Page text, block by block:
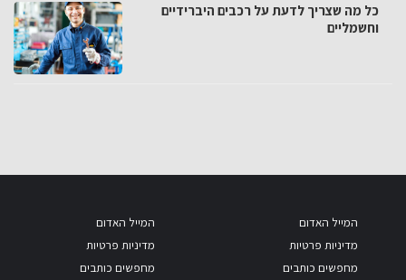
כל מה שצריך לדעת על רכבים היברידיים
וחשמליים
המייל האדום
מדיניות פרטיות
מחפשים כותבים
המייל האדום
מדיניות פרטיות
מחפשים כותבים